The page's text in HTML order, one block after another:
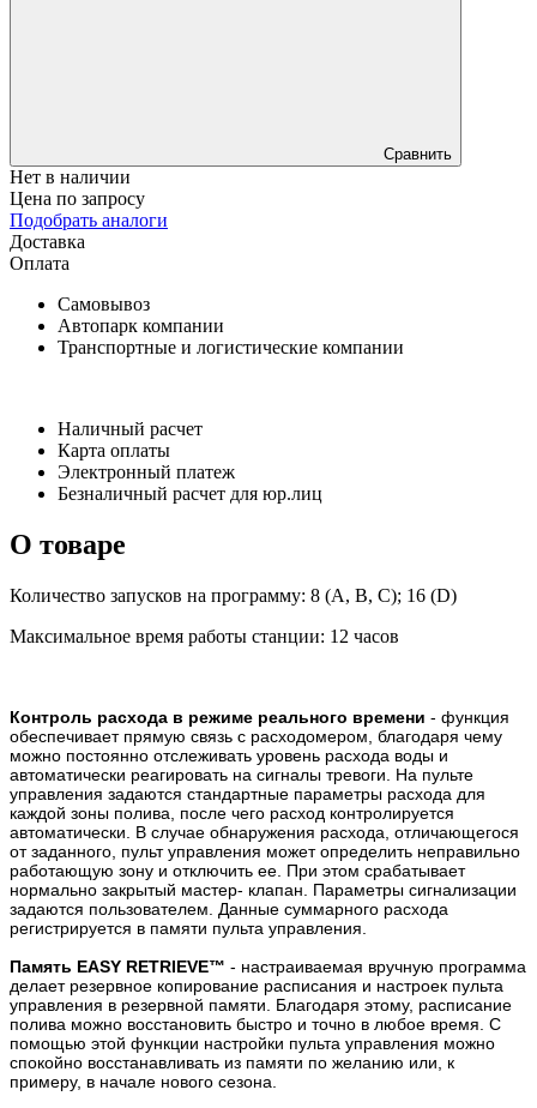
Сравнить
Нет в наличии
Цена по запросу
Подобрать аналоги
Доставка
Оплата
Самовывоз
Автопарк компании
Транспортные и логистические компании
Наличный расчет
Карта оплаты
Электронный платеж
Безналичный расчет для юр.лиц
О товаре
Количество запусков на программу: 8 (A, B, C); 16 (D)
Максимальное время работы станции: 12 часов
Контроль расхода в режиме реального времени - функция
обеспечивает прямую связь с расходомером, благодаря чему
можно постоянно отслеживать уровень расхода воды и
автоматически реагировать на сигналы тревоги. На пульте
управления задаются стандартные параметры расхода для
каждой зоны полива, после чего расход контролируется
автоматически. В случае обнаружения расхода, отличающегося
от заданного, пульт управления может определить неправильно
работающую зону и отключить ее. При этом срабатывает
нормально закрытый мастер- клапан. Параметры сигнализации
задаются пользователем. Данные суммарного расхода
регистрируется в памяти пульта управления.
Память EASY RETRIEVE™ - настраиваемая вручную программа
делает резервное копирование расписания и настроек пульта
управления в резервной памяти. Благодаря этому, расписание
полива можно восстановить быстро и точно в любое время. С
помощью этой функции настройки пульта управления можно
спокойно восстанавливать из памяти по желанию или, к
примеру, в начале нового сезона.